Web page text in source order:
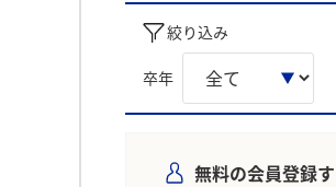
絞り込み
卒年
無料の会員登録